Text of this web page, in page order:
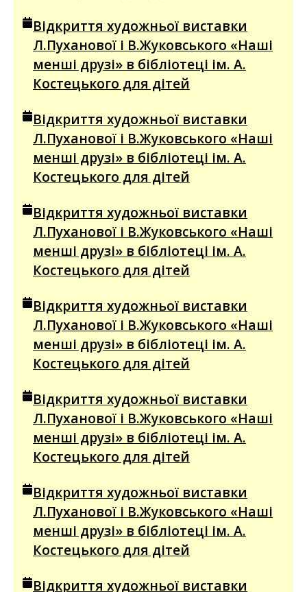
Відкриття художньої виставки
Л.Пуханової і В.Жуковського «Наші
менші друзі» в бібліотеці ім. А.
Костецького для дітей
Відкриття художньої виставки
Л.Пуханової і В.Жуковського «Наші
менші друзі» в бібліотеці ім. А.
Костецького для дітей
Відкриття художньої виставки
Л.Пуханової і В.Жуковського «Наші
менші друзі» в бібліотеці ім. А.
Костецького для дітей
Відкриття художньої виставки
Л.Пуханової і В.Жуковського «Наші
менші друзі» в бібліотеці ім. А.
Костецького для дітей
Відкриття художньої виставки
Л.Пуханової і В.Жуковського «Наші
менші друзі» в бібліотеці ім. А.
Костецького для дітей
Відкриття художньої виставки
Л.Пуханової і В.Жуковського «Наші
менші друзі» в бібліотеці ім. А.
Костецького для дітей
Відкриття художньої виставки